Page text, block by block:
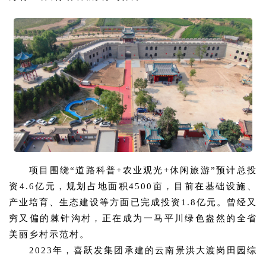
项目围绕“道路科普+农业观光+休闲旅游”预计总投
资4.6亿元，规划占地面积4500亩，目前在基础设施、
产业培育、生态建设等方面已完成投资1.8亿元。曾经又
穷又偏的棘针沟村，正在成为一马平川绿色盎然的全省
美丽乡村示范村。
2023年，喜跃发集团承建的云南景洪大渡岗田园综